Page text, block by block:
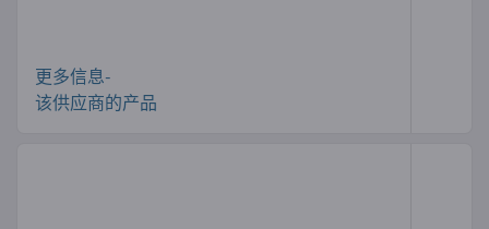
更多信息-
该供应商的产品